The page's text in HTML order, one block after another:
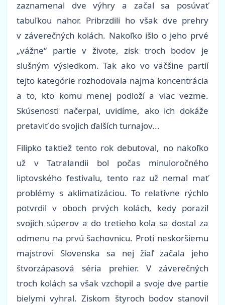
zaznamenal dve výhry a začal sa posúvať
tabuľkou nahor. Pribrzdili ho však dve prehry
v záverečných kolách. Nakoľko išlo o jeho prvé
„vážne“ partie v živote, zisk troch bodov je
slušným výsledkom. Tak ako vo väčšine partií
tejto kategórie rozhodovala najmä koncentrácia
a to, kto komu menej podloží a viac vezme.
Skúsenosti načerpal, uvidíme, ako ich dokáže
pretaviť do svojich ďalších turnajov...
Filipko taktiež tento rok debutoval, no nakoľko
už v Tatralandii bol počas minuloročného
liptovského festivalu, tento raz už nemal mať
problémy s aklimatizáciou. To relatívne rýchlo
potvrdil v oboch prvých kolách, kedy porazil
svojich súperov a do tretieho kola sa dostal za
odmenu na prvú šachovnicu. Proti neskoršiemu
majstrovi Slovenska sa nej žiaľ začala jeho
štvorzápasová séria prehier. V záverečných
troch kolách sa však vzchopil a svoje dve partie
bielymi vyhral. Ziskom štyroch bodov stanovil